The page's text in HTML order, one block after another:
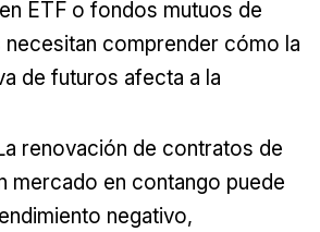
ETF o fondos mutuos de
necesitan comprender cómo la
de futuros afecta a la
renovación de contratos de
mercado en contango puede
negativo,